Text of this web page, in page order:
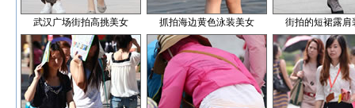
武汉广场街拍高挑美女 抓拍海边黄色泳装美女 街拍的短裙露肩